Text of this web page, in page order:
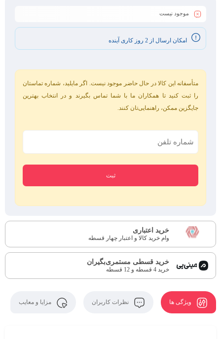
موجود نیست
امکان ارسال از 2 روز کاری آینده
متأسفانه این کالا در حال حاضر موجود نیست. اگر مایلید، شماره تماستان
را ثبت کنید تا همکاران ما با شما تماس بگیرند و در انتخاب بهترین
جایگزین ممکن، راهنمایی‌تان کنند.
خرید اعتباری
وام خرید کالا و اعتبار چهار قسطه
خرید قسطی مستمری‌بگیران
خرید 4 قسطه و 12 قسطه
ویژگی ها نظرات کاربران مزایا و معایب